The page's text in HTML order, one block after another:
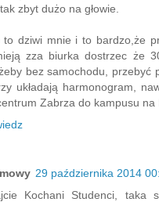
zbyt dużo na głowie.
to dziwi mnie i to bardzo,że
zza biurka dostrzec że
bez samochodu, przebyć
układają harmonogram,
Zabrza do kampusu na
29 października 2014
Kochani Studenci, taka